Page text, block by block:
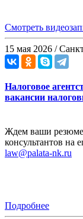
Смотреть
15 мая 2026 /
Налоговое
вакансии
Ждем ваши резюме
консультантов на
law@palata-nk.ru
Подробнее